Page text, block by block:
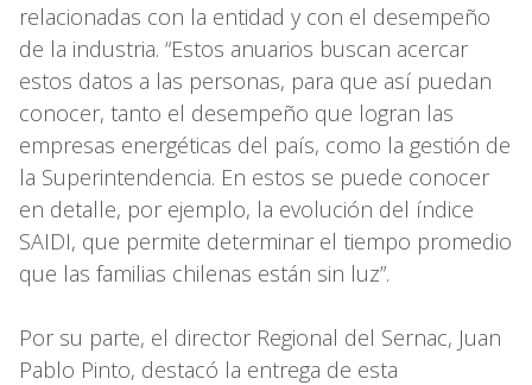
relacionadas con la entidad y con el desempeño
de la industria. “Estos anuarios buscan acercar
estos datos a las personas, para que así puedan
conocer, tanto el desempeño que logran las
empresas energéticas del país, como la gestión de
la Superintendencia. En estos se puede conocer
en detalle, por ejemplo, la evolución del índice
SAIDI, que permite determinar el tiempo promedio
que las familias chilenas están sin luz”.
Por su parte, el director Regional del Sernac, Juan
Pablo Pinto, destacó la entrega de esta